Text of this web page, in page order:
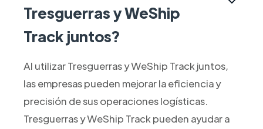
Tresguerras y WeShip
Track juntos?
Al utilizar Tresguerras y WeShip Track juntos,
las empresas pueden mejorar la eficiencia y
precisión de sus operaciones logísticas.
Tresguerras y WeShip Track pueden ayudar a